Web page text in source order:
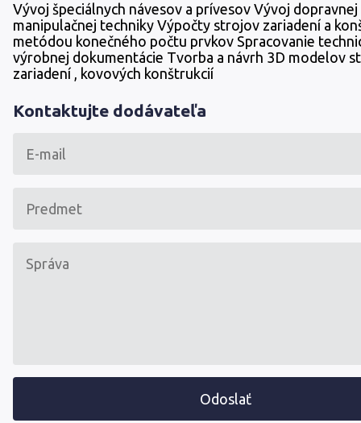
Vývoj špeciálnych návesov a prívesov Vývoj dopravnej
manipulačnej techniky Výpočty strojov zariadení a
metódou konečného počtu prvkov Spracovanie
výrobnej dokumentácie Tvorba a návrh 3D modelov
zariadení , kovových konštrukcií
Kontaktujte dodávateľa
Odoslať